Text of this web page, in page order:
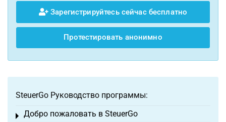
Зарегистрируйтесь сейчас бесплатно
Протестировать анонимно
SteuerGo Руководство программы:
Добро пожаловать в SteuerGo
Toggle menu